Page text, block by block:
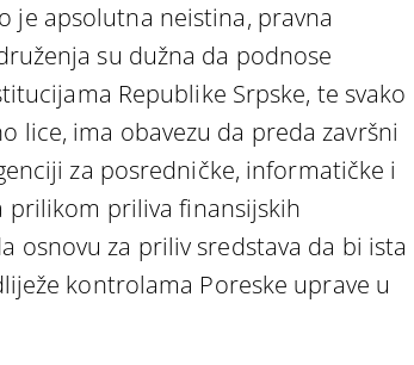
je apsolutna neistina, pravna
su dužna da podnose
Republike Srpske, te svako
lice, ima obavezu da preda završni
za posredničke, informatičke i
prilikom priliva finansijskih
osnovu za priliv sredstava da bi ista
kontrolama Poreske uprave u